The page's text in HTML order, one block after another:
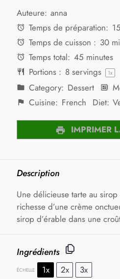
Auteure: anna
Temps de préparation:
Temps de cuisson : 30
Temps total: 45 minutes
Portions : 8servings 1x
Category: Dessert
Cuisine: French Diet:
IMPRIMER
Description
Une délicieuse tarte au sirop
richesse d’une crème
sirop d’érable dans une
Ingrédients
ÉCHELLE 1x 2x 3x